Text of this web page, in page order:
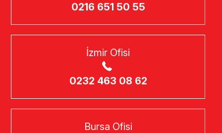
0216 651 50 55
İzmir Ofisi
0232 463 08 62
Bursa Ofisi